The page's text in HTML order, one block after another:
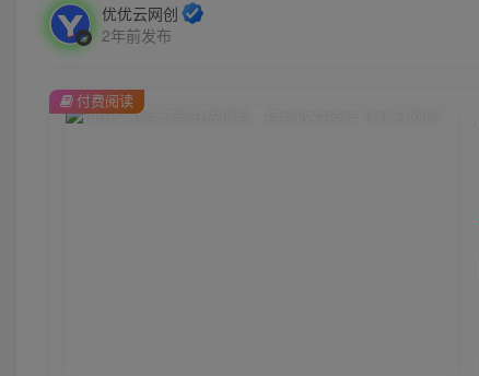
优优云网创
2年前发布
付费阅读